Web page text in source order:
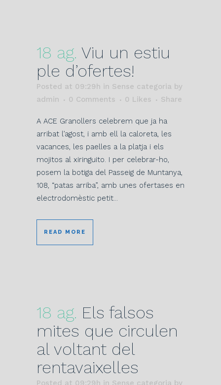
18 ag. Viu un estiu
ple d’ofertes!
Posted at 09:29h in Sense categoria by
admin
0 Comments 0 Likes Share
A ACE Granollers celebrem que ja ha
arribat l’agost, i amb ell la caloreta, les
vacances, les paelles a la platja i els
mojitos al xiringuito. I per celebrar-ho,
posem la botiga del Passeig de Muntanya,
108, “patas arriba”, amb unes ofertases en
electrodomèstic petit...
READ MORE
18 ag. Els falsos
mites que circulen
al voltant del
rentavaixelles
Posted at 09:29h in Sense categoria by